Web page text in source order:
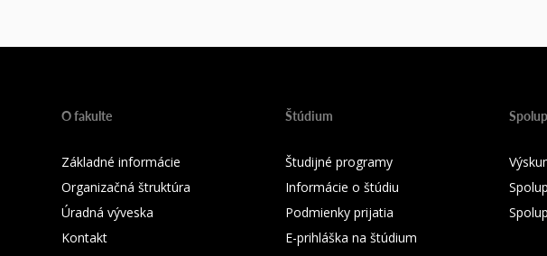
O fakulte
Základné informácie
Organizačná štruktúra
Úradná výveska
Kontakt
Štúdium
Študijné programy
Informácie o štúdiu
Podmienky prijatia
E-prihláška na štúdium